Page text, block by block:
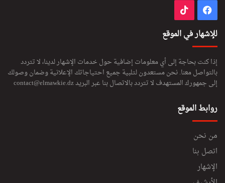
فيسبوك
للإشهار في الموقع
إذا كنت بحاجة إلى أي معلومات إضافية حول خدمات الإشهار لدينا، لا تتردد
بالتواصل معنا. نحن مستعدون لتلبية جميع احتياجاتك الإعلانية وضمان وصولك
إلى جمهورك المستهدف لا تتردد بالاتصال بنا عبر البريدcontact@elmawkie.dz
روابط الموقع
من نحن
اتصل بنا
الإشهار